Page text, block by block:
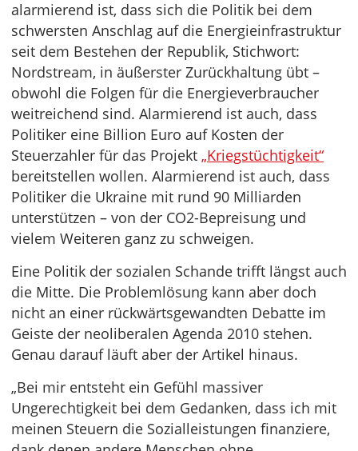
alarmierend ist, dass sich die Politik bei dem
schwersten Anschlag auf die Energieinfrastruktur
seit dem Bestehen der Republik, Stichwort:
Nordstream, in äußerster Zurückhaltung übt –
obwohl die Folgen für die Energieverbraucher
weitreichend sind. Alarmierend ist auch, dass
Politiker eine Billion Euro auf Kosten der
Steuerzahler für das Projekt „Kriegstüchtigkeit“
bereitstellen wollen. Alarmierend ist auch, dass
Politiker die Ukraine mit rund 90 Milliarden
unterstützen – von der CO2-Bepreisung und
vielem Weiteren ganz zu schweigen.
Eine Politik der sozialen Schande trifft längst auch
die Mitte. Die Problemlösung kann aber doch
nicht an einer rückwärtsgewandten Debatte im
Geiste der neoliberalen Agenda 2010 stehen.
Genau darauf läuft aber der Artikel hinaus.
„Bei mir entsteht ein Gefühl massiver
Ungerechtigkeit bei dem Gedanken, dass ich mit
meinen Steuern die Sozialleistungen finanziere,